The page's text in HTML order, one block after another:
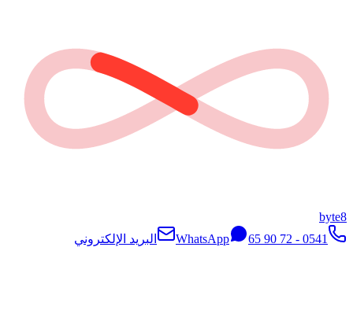
0541 - 72 90 65
WhatsApp البريد الإلكتروني